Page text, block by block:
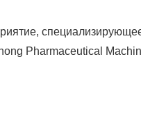
Pharmaceutical